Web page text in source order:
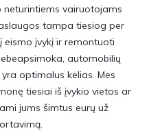
vairuotojams
tampa tiesiog per
eismo įvykį ir remontuoti
automobilių
optimalus kelias. Mes
tiesiai iš įvykio vietos ar
jums šimtus eurų už